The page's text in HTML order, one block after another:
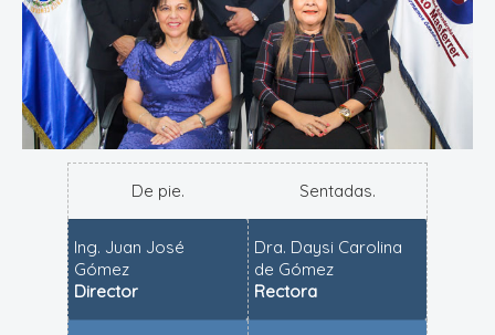
De pie. Sentadas.
Ing. Juan José
Gómez
Director
Dra. Daysi Carolina
de Gómez
Rectora